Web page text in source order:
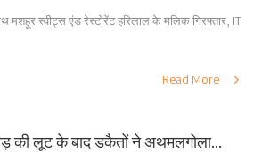
मशहूर स्वीट्स एंड रेस्टोरेंट हरिलाल के मलिक गिरफ्तार, IT
Read More
की लूट के बाद डकैतों ने अथमलगोला...